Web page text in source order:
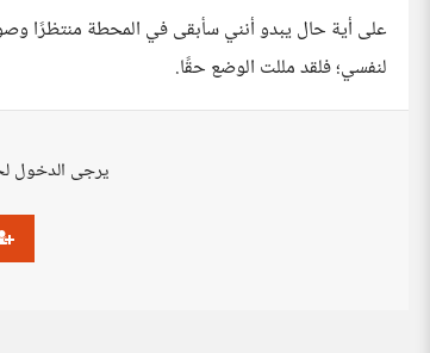
على أية حال يبدو أنني سأبقى في المحطة منتظرًا
لنفسي؛ فلقد مللت الوضع حقًا.
يرجى الدخول